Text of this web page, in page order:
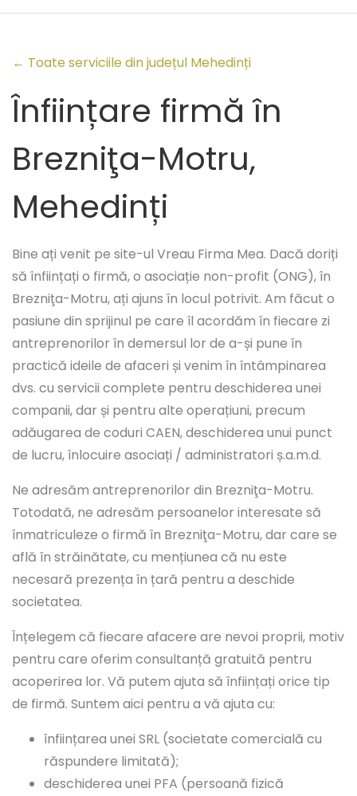
← Toate serviciile din județul Mehedinți
Înființare firmă în
Brezniţa-Motru,
Mehedinți
Bine ați venit pe site-ul Vreau Firma Mea. Dacă doriți
să înființați o firmă, o asociație non-profit (ONG), în
Brezniţa-Motru, ați ajuns în locul potrivit. Am făcut o
pasiune din sprijinul pe care îl acordăm în fiecare zi
antreprenorilor în demersul lor de a-și pune în
practică ideile de afaceri și venim în întâmpinarea
dvs. cu servicii complete pentru deschiderea unei
companii, dar și pentru alte operațiuni, precum
adăugarea de coduri CAEN, deschiderea unui punct
de lucru, înlocuire asociați / administratori ș.a.m.d.
Ne adresăm antreprenorilor din Brezniţa-Motru.
Totodată, ne adresăm persoanelor interesate să
înmatriculeze o firmă în Brezniţa-Motru, dar care se
află în străinătate, cu mențiunea că nu este
necesară prezența în țară pentru a deschide
societatea.
Înțelegem că fiecare afacere are nevoi proprii, motiv
pentru care oferim consultanță gratuită pentru
acoperirea lor. Vă putem ajuta să înființați orice tip
de firmă. Suntem aici pentru a vă ajuta cu:
înființarea unei SRL (societate comercială cu
răspundere limitată);
deschiderea unei PFA (persoană fizică